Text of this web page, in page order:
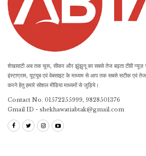
शेखावाटी अब तक चूरू, सीकर और झुंझुनू का सबसे तेज बढ़ता टीवी न्यूज़
इंस्टाग्राम, यूट्यूब एवं वेबसाइट के माध्यम से आप तक सबसे सटीक एवं
करने हेतु हमारे सोशल मीडिया माध्यमों से जुड़िये।
Contact No. 01572255999, 9828501376
Gmail ID - shekhawatiabtak@gmail.com